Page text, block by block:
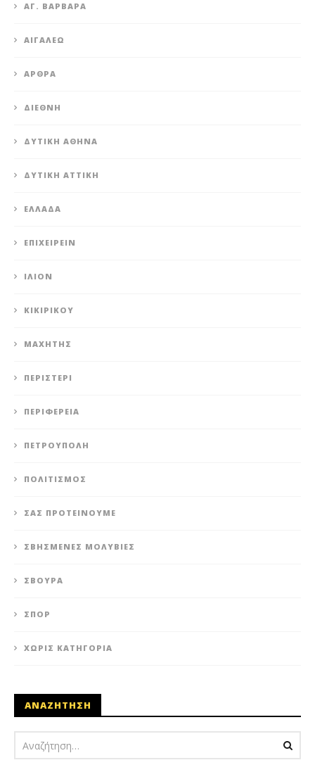
ΑΓ. ΒΑΡΒΆΡΑ
ΑΙΓΆΛΕΩ
ΆΡΘΡΑ
ΔΙΕΘΝΉ
ΔΥΤΙΚΉ ΑΘΉΝΑ
ΔΥΤΙΚΉ ΑΤΤΙΚΉ
ΕΛΛΆΔΑ
ΕΠΙΧΕΙΡΕΊΝ
ΊΛΙΟΝ
ΚΙΚΙΡΙΚΟΥ
ΜΑΧΗΤΗΣ
ΠΕΡΙΣΤΈΡΙ
ΠΕΡΙΦΈΡΕΙΑ
ΠΕΤΡΟΎΠΟΛΗ
ΠΟΛΙΤΙΣΜΌΣ
ΣΑΣ ΠΡΟΤΕΊΝΟΥΜΕ
ΣΒΗΣΜΈΝΕΣ ΜΟΛΥΒΙΈΣ
ΣΒΟΎΡΑ
ΣΠΟΡ
ΧΩΡΊΣ ΚΑΤΗΓΟΡΊΑ
ΑΝΑΖΗΤΗΣΗ